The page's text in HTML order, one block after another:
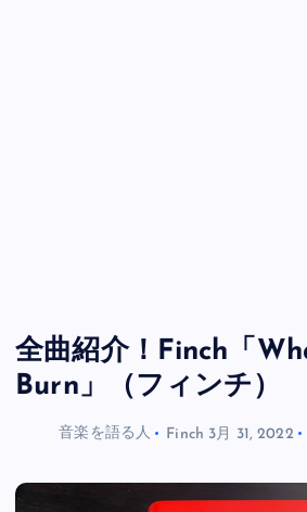
全曲紹介！Finch「
Burn」（フィンチ）
音楽を語る人 Finch 3月 31, 2022